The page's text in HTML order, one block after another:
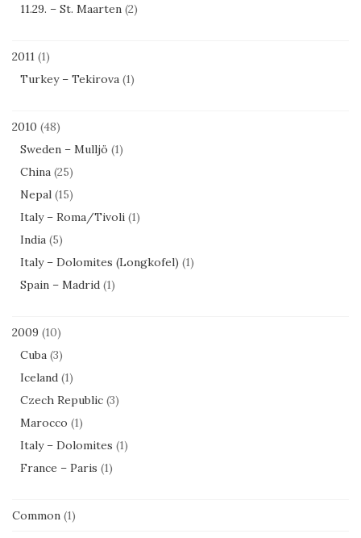
11.29. – St. Maarten (2)
2011 (1)
Turkey – Tekirova (1)
2010 (48)
Sweden – Mulljö (1)
China (25)
Nepal (15)
Italy – Roma/Tivoli (1)
India (5)
Italy – Dolomites (Longkofel) (1)
Spain – Madrid (1)
2009 (10)
Cuba (3)
Iceland (1)
Czech Republic (3)
Marocco (1)
Italy – Dolomites (1)
France – Paris (1)
Common (1)